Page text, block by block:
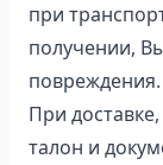
при
получении,
повреждения.
При
талон и